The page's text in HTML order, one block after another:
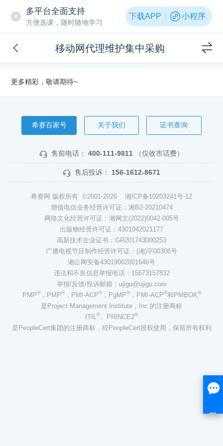
多平台全面支持
方便选课，随时随地学习
下载APP 小程序
移动网代理维护集中采购
更多精彩，敬请期待~
希赛百家号 关于我们 证书查询
售前电话： 400-111-9811 （仅收市话费）
售后投诉： 156-1612-8671
希赛网 版权所有 ©2001-2026 湘ICP备10203241号-12
增值电信业务经营许可证：湘B2-20210474
网络文化经营许可证：湘网文(2022)0042-005号
出版物经营许可证：4301042021177
高新技术企业证书：GR201743000253
广播电视节目制作经营许可证：(湘)字00306号
湘公网安备43019002001646号
违法和不良信息举报电话：15673157832
举报/反馈/投诉邮箱：ujigu@ujigu.com
PMP®，PMP®，PMI-ACP®，PgMP®，PMI-ACP®和PMBOK®
是Project Management Institute，Inc.的注册商标
ITIL®、PRINCE2®
是PeopleCert集团的注册商标，经PeopleCert授权使用，保留所有权利